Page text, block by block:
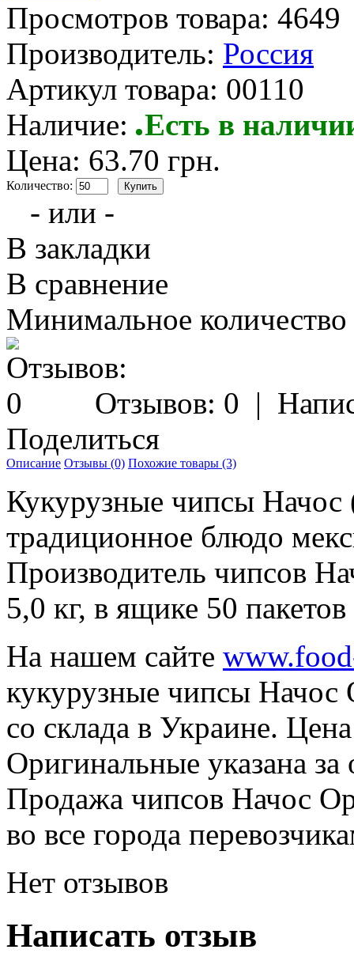
Просмотров товара: 4649
Производитель: Россия
Артикул товара: 00110
Наличие: Есть в
Цена: 63.70 грн.
Количество:
- или -
В закладки
В сравнение
Минимальное количество
Отзывов: 0 |
Поделиться
Описание Отзывы (0) Похожие товары (3)
Кукурузные чипсы
традиционное блюдо
Производитель чипсов
5,0 кг, в ящике 50
На нашем сайте
кукурузные чипсы Начос
со склада в Украине.
Оригинальные указана
Продажа чипсов Начос
во все города
Нет отзывов
Написать отзыв